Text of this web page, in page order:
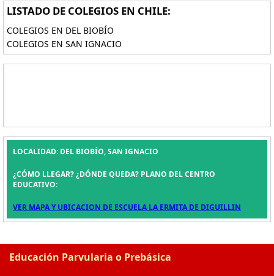
LISTADO DE COLEGIOS EN CHILE:
COLEGIOS EN DEL BIOBÍO
COLEGIOS EN SAN IGNACIO
LOCALIDAD: DEL BIOBÍO, SAN IGNACIO
¿CÓMO LLEGAR? ¿DÓNDE QUEDA? PLANO DEL CENTRO
EDUCATIVO:
VER MAPA Y UBICACION DE ESCUELA LA ERMITA DE DIGUILLIN
Educación Parvularia o Prebásica